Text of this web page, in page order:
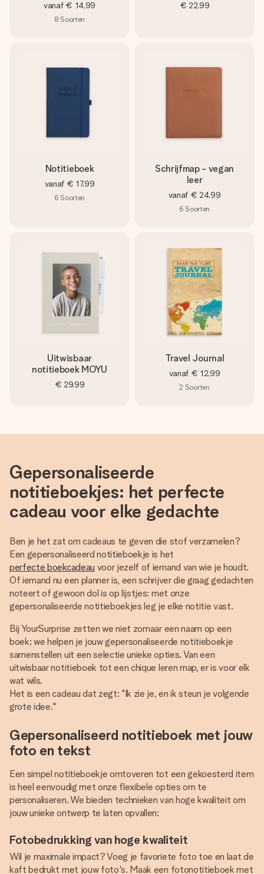
vanaf € 14,99
8 Soorten
€ 22,99
Notitieboek
vanaf € 17,99
6 Soorten
Schrijfmap - vegan
leer
vanaf € 24,99
6 Soorten
Uitwisbaar
notitieboek MOYU
€ 29,99
Travel Journal
vanaf € 12,99
2 Soorten
Gepersonaliseerde
notitieboekjes: het perfecte
cadeau voor elke gedachte
Ben je het zat om cadeaus te geven die stof verzamelen?
Een gepersonaliseerd notitieboekje is het
perfecte boekcadeau voor jezelf of iemand van wie je houdt.
Of iemand nu een planner is, een schrijver die graag gedachten
noteert of gewoon dol is op lijstjes: met onze
gepersonaliseerde notitieboekjes leg je elke notitie vast.
Bij YourSurprise zetten we niet zomaar een naam op een
boek; we helpen je jouw gepersonaliseerde notitieboekje
samenstellen uit een selectie unieke opties. Van een
uitwisbaar notitieboek tot een chique leren map, er is voor elk
wat wils.
Het is een cadeau dat zegt: "Ik zie je, en ik steun je volgende
grote idee."
Gepersonaliseerd notitieboek met jouw
foto en tekst
Een simpel notitieboekje omtoveren tot een gekoesterd item
is heel eenvoudig met onze flexibele opties om te
personaliseren. We bieden technieken van hoge kwaliteit om
jouw unieke ontwerp te laten opvallen:
Fotobedrukking van hoge kwaliteit
Wil je maximale impact? Voeg je favoriete foto toe en laat de
kaft bedrukt met jouw foto's. Maak een fotonotitieboek met